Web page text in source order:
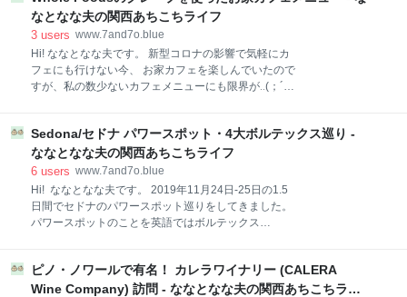
ツ美術館もあり、
めます♡ 作り方 4人前 材料1 米：2合 鶏もも肉：
400g *皮はあってもなくてもo.k. 長ネギの青い部分：
1本 酒：大さじ1 塩コショウ：小さじ1/2 水：400ml *
下準備 お米は研いでおきます。 鶏もも肉に、酒・塩コ
ショウをかけてなじませておきます。 材料2 鶏ガラス
きたら… 炊飯器に材料1のお米と水・材料2を全て入
れ、かき混ぜます。 1.の上に鶏もも肉・ネギを
なとなな夫の関西あちこちライフ
3 users www.7and7o.blue
Hi! ななとなな夫です。 新型コロナの影響で気軽にカ
フェにも行けない今、 お家カフェを楽しんでいたので
すが、私の数少ないカフェメニューにも限界が‥(；´Д
を購入。 簡単！カフェメニューを作ろうと思います。
購入したクレープ クレープシュゼット(オレンジソー
ス) 材料(2人分) 作り方 クレープサラダ 材料(2人分) 作
り方 購入したクレープ $5.99 10枚入り パンコーナー
で売られています。 クレープシュゼット(オレンジソ
ース) *オレンジソースが見えにくい写真ですが、かか
ー糖：10g バター(無塩)：35g スライスしたオレン
ジ：4枚 飾り用ミント：2つ ア
Sedona/セドナ パワースポット・4大ボルテックス巡り -
ななとなな夫の関西あちこちライフ
6 users www.7and7o.blue
Hi! ななとなな夫です。 2019年11月24日-25日の1.5
日間でセドナのパワースポット巡りをしてきました。
パワースポットのことを英語ではボルテックス
"Cathedral Rock", "AirPort Mesa" にてトレイルをして
きました。 残りの1つ"Boynton Canyon"は今回訪問し
ピノ・ノワールで有名！ カレラワイナリー (CALERA
Wine Company) 訪問 - ななとなな夫の関西あちこちライ